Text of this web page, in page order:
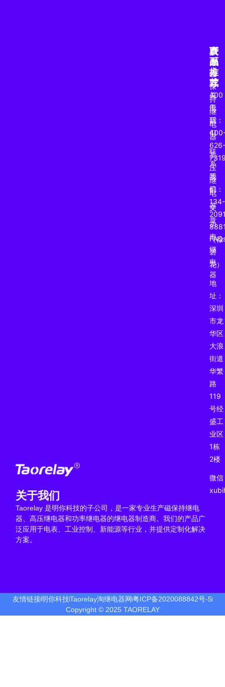
关于我们
Taorelay 是明你科技的子公司，是一家专业生产磁保持继电
器、高压继电器和功率继电器的继电器制造商。我们的产品广
泛应用于电表、工业控制、新能源等行业，并提供定制化解决
方案。
产
品
磁
保
持
继
电
器
高
压
继
电
器
功
率
继
电
器
页
面
推
荐
关
于
我
们
联
系
我
们
文
章
联
系
方
式
400
电
话：
626-
手
机：
134-
（徐
碧
花）
地
址：
深圳
市龙
华区
大浪
街道
华繁
路
119
号经
盛工
业区
1栋
2楼
微信
友情链接明你科技Taorelay淘继电器网粤ICP备2020088842号-5
Copyright © 2025 TAORELAY